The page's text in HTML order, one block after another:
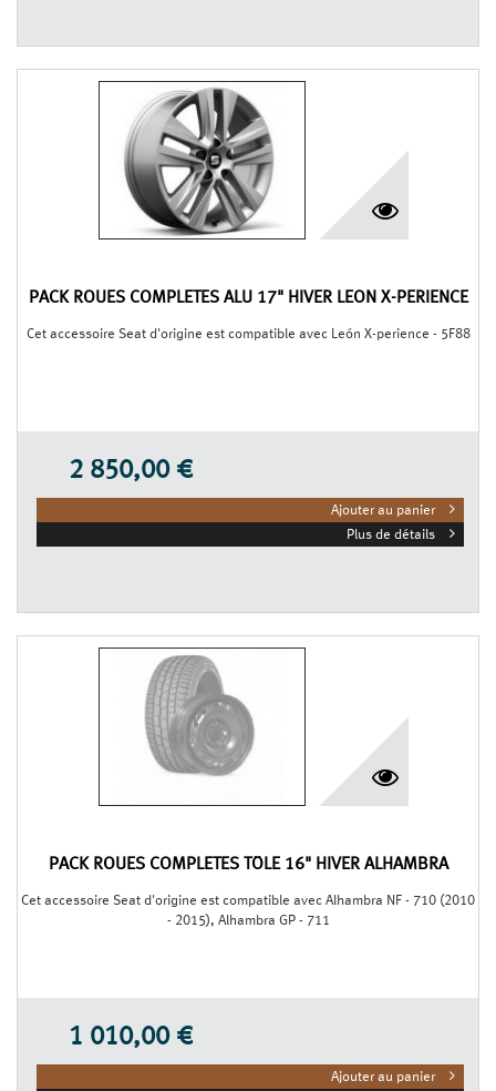
PACK ROUES COMPLÈTES ALU 17" HIVER LEON X-PERIENCE
Cet accessoire Seat d'origine est compatible avec León X-perience - 5F88
2 850,00 €
Ajouter au panier
Plus de détails
PACK ROUES COMPLÈTES TÔLE 16" HIVER ALHAMBRA
Cet accessoire Seat d'origine est compatible avec Alhambra NF - 710 (2010
- 2015), Alhambra GP - 711
1 010,00 €
Ajouter au panier